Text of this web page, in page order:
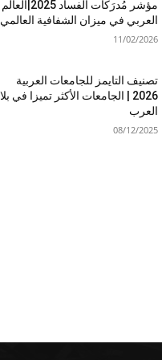
مؤشر مُدرَكات الفساد 2025|العالم
العربي في ميزان الشفافية العالمي
11/02/2026
تصنيف التايمز للجامعات العربية
2026 | الجامعات الأكثر تميزا في
العرب
08/12/2025